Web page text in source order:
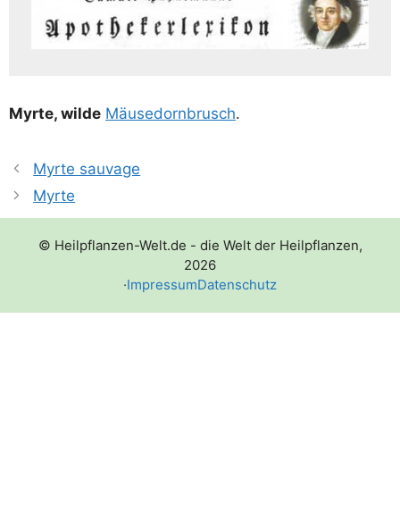
Myr­te, wil­de Mäu­se­dorn­brusch.
Myrte sauvage
Myrte
© Heilpflanzen-Welt.de - die Welt der Heilpflanzen,
2026
·ImpressumDatenschutz